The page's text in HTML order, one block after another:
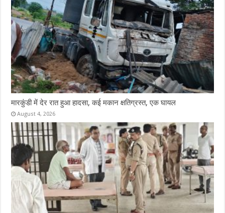
मारकुंडी में देर रात हुआ हादसा, कई मकान क्षतिग्रस्त, एक घायल
August 4, 2026